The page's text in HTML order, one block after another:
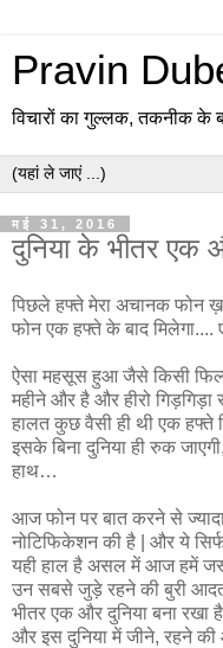
Pravin
विचारों का गुल्लक, तकनीक के
मई 31, 2016
दुनिया के भीतर एक
पिछले हफ्ते मेरा अचानक फोन
फोन एक हफ्ते के बाद मिलेगा....
ऐसा महसूस हुआ जैसे किसी
महीने और है और हीरो गिड़गिड़ा
हालत कुछ वैसी ही थी एक हफ्ते
इसके बिना दुनिया ही रुक जाएगी,
हाथ…
आज फोन पर बात करने से
नोटिफिकेशन की है | और ये
यही हाल है असल में आज हमें
उन सबसे जुड़े रहने की बुरी
भीतर एक और दुनिया बना रखा
और इस दुनिया में जीने, रहने